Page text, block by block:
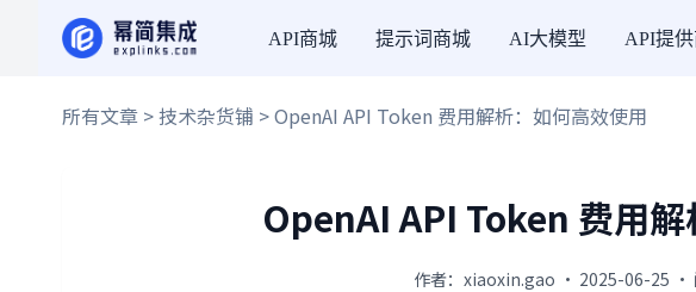
API商城 提示词商城 AI大模型 API提
所有文章 >技术杂货铺 > OpenAI API Token 费用解析：如何高效使用
OpenAI API Token 费用
作者：xiaoxin.gao · 2025-06-25 ·